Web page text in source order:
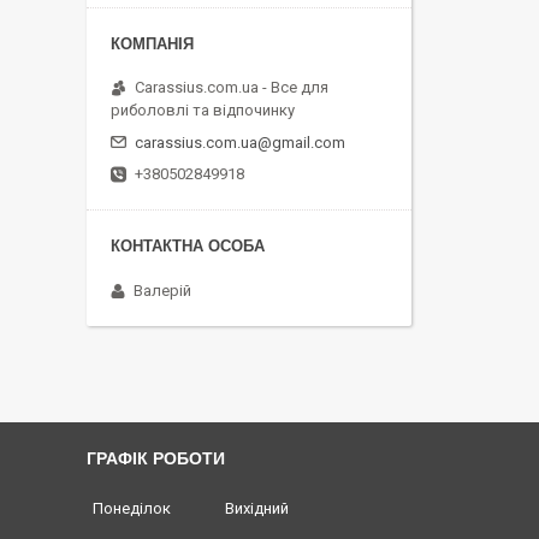
Carassius.com.ua - Все для
риболовлі та відпочинку
carassius.com.ua@gmail.com
+380502849918
Валерій
ГРАФІК РОБОТИ
Понеділок
Вихідний